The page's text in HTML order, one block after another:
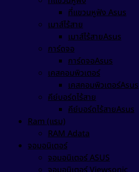
ที่แขวนหูฟัง Asus
เมาส์ไร้สาย
เมาส์ไร้สายAsus
การ์ดจอ
การ์ดจอAsus
เคสคอมพิวเตอร์
เคสคอมพิวเตอร์Asus
คีย์บอร์ดไร้สาย
คีย์บอร์ดไร้สายAsus
Ram (แรม)
RAM Adata
จอมอนิเตอร์
จอมอนิเตอร์ ASUS